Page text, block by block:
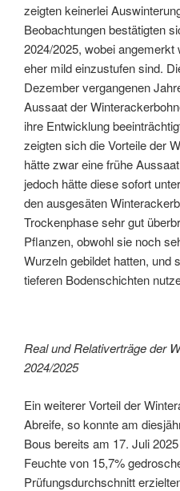
zeigten keinerlei
Beobachtungen bestätigten
2024/2025, wobei
eher mild einzustufen sind.
Dezember vergangenen
Aussaat der
ihre Entwicklung
zeigten sich die Vorteile der
hätte zwar eine frühe
jedoch hätte diese sofort
den ausgesäten
Trockenphase sehr gut
Pflanzen, obwohl sie noch
Wurzeln gebildet hatten, und
tieferen Bodenschichten
Real und Relativerträge der
2024/2025
Ein weiterer Vorteil der
Abreife, so konnte am
Bous bereits am 17. Juli
Feuchte von 15,7%
Prüfungsdurchschnitt